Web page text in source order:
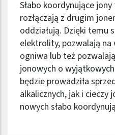
Słabo koordynujące
rozłączają z drugim
oddziałują. Dzięki temu
elektrolity, pozwalają na
ogniwa lub też
jonowych o wyjątkowych
będzie prowadziła
alkalicznych, jak i cieczy
nowych słabo